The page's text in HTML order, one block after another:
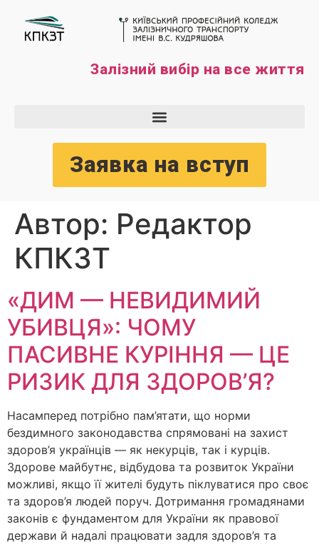
Залізний вибір на все життя
Заявка на вступ
Автор: Редактор
КПКЗТ
«ДИМ — НЕВИДИМИЙ
УБИВЦЯ»: ЧОМУ
ПАСИВНЕ КУРІННЯ — ЦЕ
РИЗИК ДЛЯ ЗДОРОВ’Я?
Насамперед потрібно пам’ятати, що норми
бездимного законодавства спрямовані на захист
здоров’я українців — як некурців, так і курців.
Здорове майбутнє, відбудова та розвиток України
можливі, якщо її жителі будуть піклуватися про своє
та здоров’я людей поруч. Дотримання громадянами
законів є фундаментом для України як правової
держави й надалі працювати задля здоров’я та